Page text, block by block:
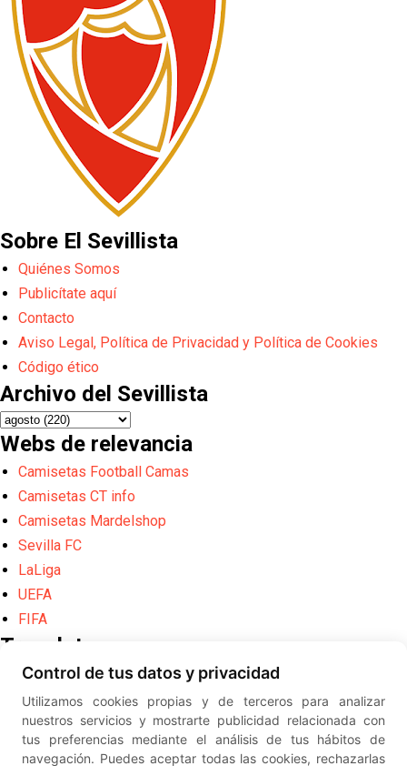
Sobre El Sevillista
Quiénes Somos
Publicítate aquí
Contacto
Aviso Legal, Política de Privacidad y Política de Cookies
Código ético
Archivo del Sevillista
Webs de relevancia
Camisetas Football Camas
Camisetas CT info
Camisetas Mardelshop
Sevilla FC
LaLiga
UEFA
FIFA
Translate
Powered by
Translate
Diseño web creado por Erick
© ElSevillista.es - Información sobre
el Sevilla FC, Sevilla Atlético, Sevilla Femenino y su Cantera
Control de tus datos y privacidad
Utilizamos cookies propias y de terceros para analizar
nuestros servicios y mostrarte publicidad relacionada con
tus preferencias mediante el análisis de tus hábitos de
navegación. Puedes aceptar todas las cookies, rechazarlas